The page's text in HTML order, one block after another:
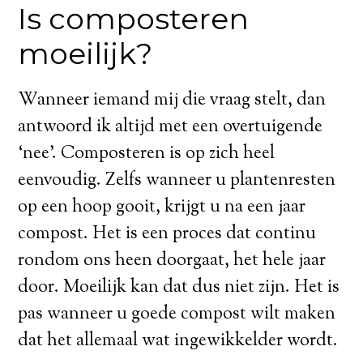
Is composteren
moeilijk?
Wanneer iemand mij die vraag stelt, dan
antwoord ik altijd met een overtuigende
‘nee’. Composteren is op zich heel
eenvoudig. Zelfs wanneer u plantenresten
op een hoop gooit, krijgt u na een jaar
compost. Het is een proces dat continu
rondom ons heen doorgaat, het hele jaar
door. Moeilijk kan dat dus niet zijn. Het is
pas wanneer u goede compost wilt maken
dat het allemaal wat ingewikkelder wordt.